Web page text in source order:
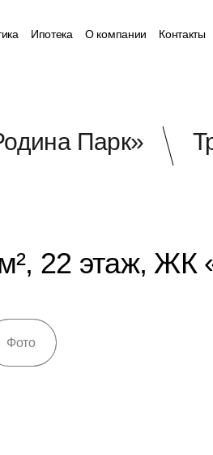
Ипотека О компании Контакты
Парк»
22 этаж, ЖК
Фото